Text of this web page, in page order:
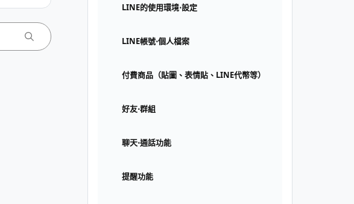
LINE的使用環境⋅設定
LINE帳號⋅個人檔案
付費商品（貼圖、表情貼、LINE代幣等）
好友⋅群組
聊天⋅通話功能
提醒功能